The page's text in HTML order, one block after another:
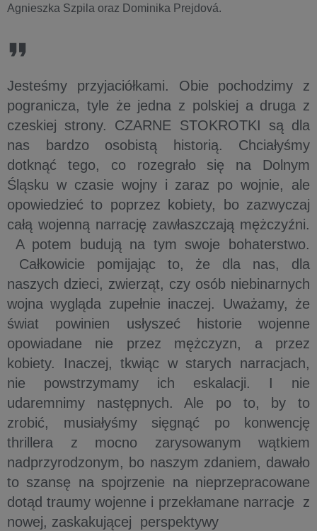
Agnieszka Szpila oraz Dominika Prejdová.
Jesteśmy przyjaciółkami. Obie pochodzimy z
pogranicza, tyle że jedna z polskiej a druga z
czeskiej strony. CZARNE STOKROTKI są dla
nas bardzo osobistą historią. Chciałyśmy
dotknąć tego, co rozegrało się na Dolnym
Śląsku w czasie wojny i zaraz po wojnie, ale
opowiedzieć to poprzez kobiety, bo zazwyczaj
całą wojenną narrację zawłaszczają mężczyźni.
A potem budują na tym swoje bohaterstwo.
Całkowicie pomijając to, że dla nas, dla
naszych dzieci, zwierząt, czy osób niebinarnych
wojna wygląda zupełnie inaczej. Uważamy, że
świat powinien usłyszeć historie wojenne
opowiadane nie przez mężczyzn, a przez
kobiety. Inaczej, tkwiąc w starych narracjach,
nie powstrzymamy ich eskalacji. I nie
udaremnimy następnych. Ale po to, by to
zrobić, musiałyśmy sięgnąć po konwencję
thrillera z mocno zarysowanym wątkiem
nadprzyrodzonym, bo naszym zdaniem, dawało
to szansę na spojrzenie na nieprzepracowane
dotąd traumy wojenne i przekłamane narracje z
nowej, zaskakującej perspektywy